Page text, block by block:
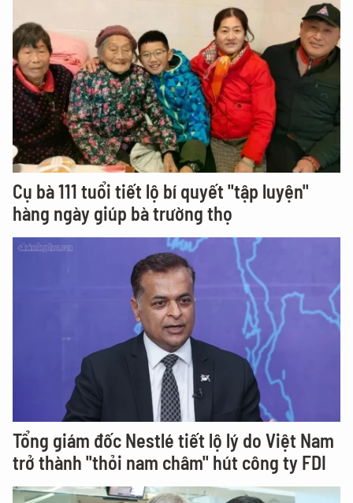
Cụ bà 111 tuổi tiết lộ bí quyết "tập luyện"
hàng ngày giúp bà trường thọ
Tổng giám đốc Nestlé tiết lộ lý do Việt Nam
trở thành "thỏi nam châm" hút công ty FDI